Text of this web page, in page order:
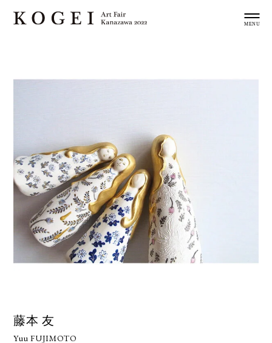
藤本 友
Yuu FUJIMOTO